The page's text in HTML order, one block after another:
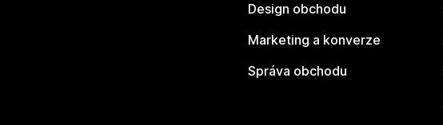
Design obchodu
Marketing a konverze
Správa obchodu